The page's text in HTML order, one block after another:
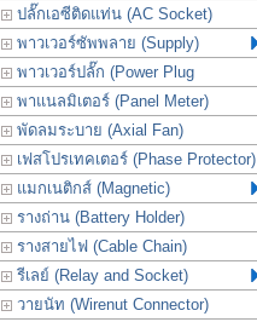
ปลั๊กเอซีติดแท่น (AC Socket)
พาวเวอร์ซัพพลาย (Supply)
พาวเวอร์ปลั๊ก (Power Plug
พาแนลมิเตอร์ (Panel Meter)
พัดลมระบาย (Axial Fan)
เฟสโปรเทคเตอร์ (Phase Protector)
แมกเนติกส์ (Magnetic)
รางถ่าน (Battery Holder)
รางสายไฟ (Cable Chain)
รีเลย์ (Relay and Socket)
วายนัท (Wirenut Connector)